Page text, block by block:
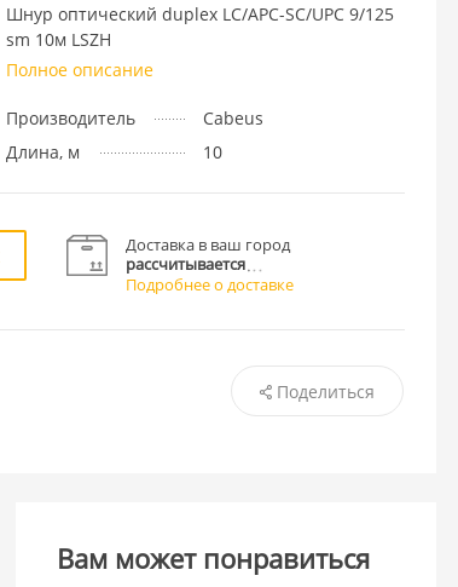
Шнур оптический duplex LC/APC-SC/UPC 9/125
sm 10м LSZH
Полное описание
Производитель
Cabeus
Длина, м
10
Доставка в ваш город
рассчитывается
Подробнее о доставке
Поделиться
Вам может понравиться